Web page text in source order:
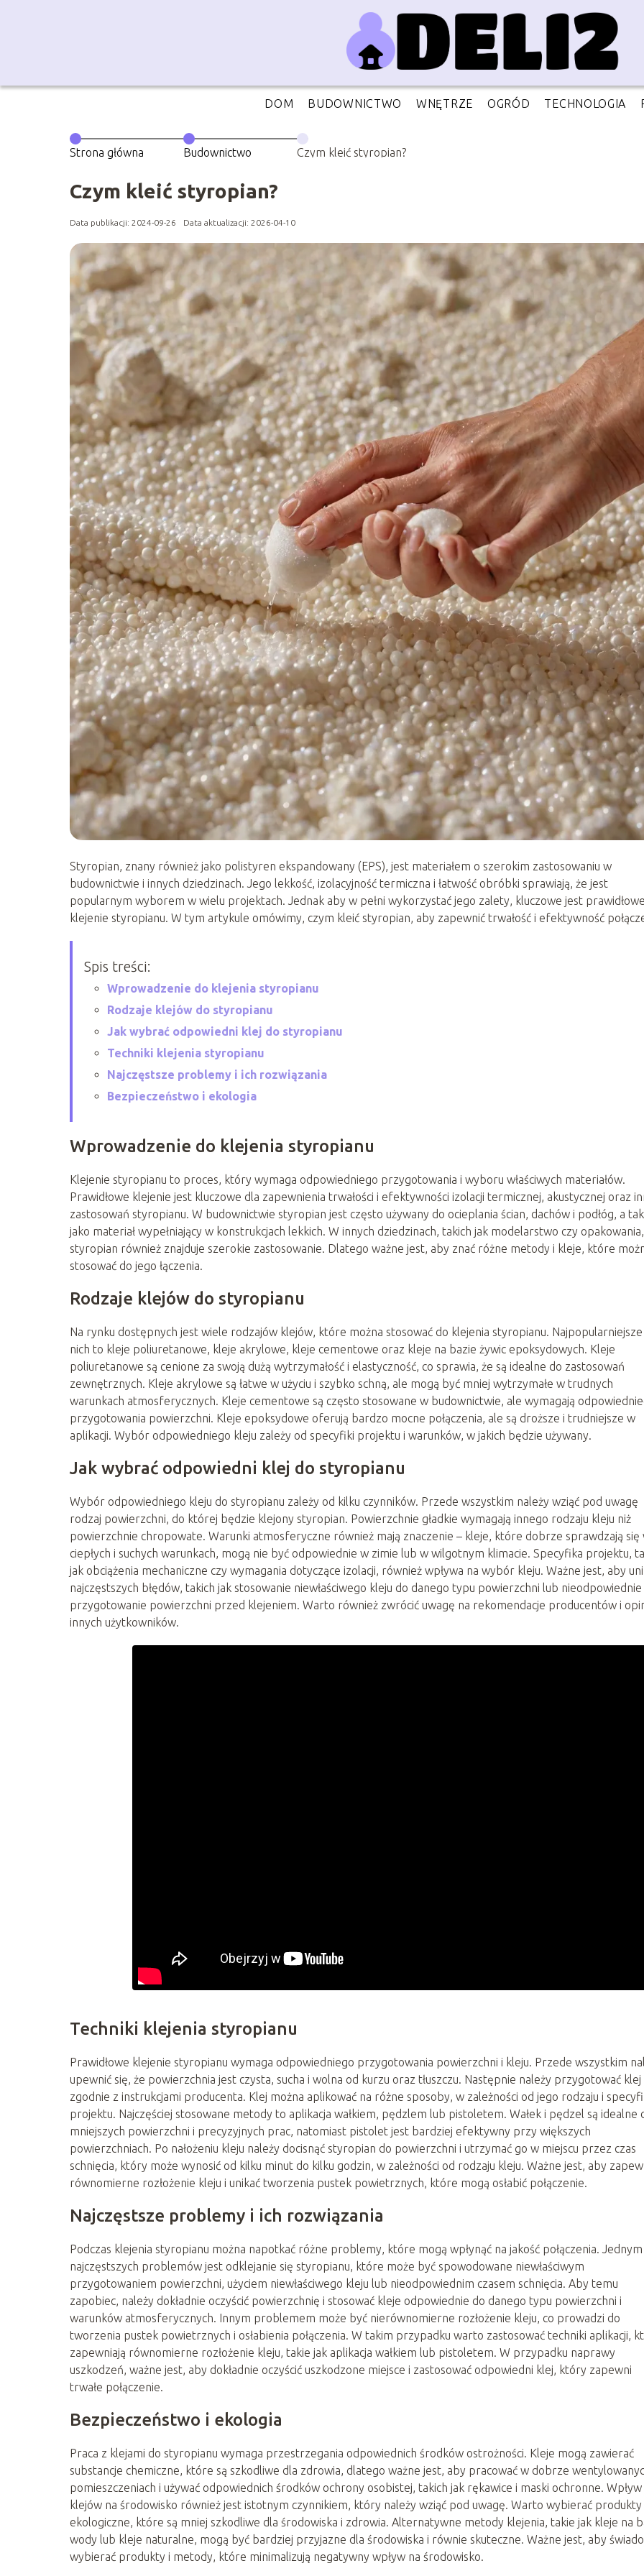
DOM BUDOWNICTWO WNĘTRZE OGRÓD TECHNOLOGIA
Strona główna Budownictwo Czym kleić styropian?
Czym kleić styropian?
Data publikacji: 2024-09-26 Data aktualizacji: 2026-04-10
Styropian, znany również jako polistyren ekspandowany (EPS), jest materiałem o szerokim zastosowaniu w
budownictwie i innych dziedzinach. Jego lekkość, izolacyjność termiczna i łatwość obróbki sprawiają, że jest
popularnym wyborem w wielu projektach. Jednak aby w pełni wykorzystać jego zalety, kluczowe jest prawidłowe
klejenie styropianu. W tym artykule omówimy, czym kleić styropian, aby zapewnić trwałość i efektywność
Spis treści:
Wprowadzenie do klejenia styropianu
Rodzaje klejów do styropianu
Jak wybrać odpowiedni klej do styropianu
Techniki klejenia styropianu
Najczęstsze problemy i ich rozwiązania
Bezpieczeństwo i ekologia
Wprowadzenie do klejenia styropianu
Klejenie styropianu to proces, który wymaga odpowiedniego przygotowania i wyboru właściwych materiałów.
Prawidłowe klejenie jest kluczowe dla zapewnienia trwałości i efektywności izolacji termicznej, akustycznej oraz
zastosowań styropianu. W budownictwie styropian jest często używany do ocieplania ścian, dachów i podłóg, a
jako materiał wypełniający w konstrukcjach lekkich. W innych dziedzinach, takich jak modelarstwo czy opakowania,
styropian również znajduje szerokie zastosowanie. Dlatego ważne jest, aby znać różne metody i kleje, które
stosować do jego łączenia.
Rodzaje klejów do styropianu
Na rynku dostępnych jest wiele rodzajów klejów, które można stosować do klejenia styropianu. Najpopularniejsze
nich to kleje poliuretanowe, kleje akrylowe, kleje cementowe oraz kleje na bazie żywic epoksydowych. Kleje
poliuretanowe są cenione za swoją dużą wytrzymałość i elastyczność, co sprawia, że są idealne do zastosowań
zewnętrznych. Kleje akrylowe są łatwe w użyciu i szybko schną, ale mogą być mniej wytrzymałe w trudnych
warunkach atmosferycznych. Kleje cementowe są często stosowane w budownictwie, ale wymagają
przygotowania powierzchni. Kleje epoksydowe oferują bardzo mocne połączenia, ale są droższe i trudniejsze w
aplikacji. Wybór odpowiedniego kleju zależy od specyfiki projektu i warunków, w jakich będzie używany.
Jak wybrać odpowiedni klej do styropianu
Wybór odpowiedniego kleju do styropianu zależy od kilku czynników. Przede wszystkim należy wziąć pod uwagę
rodzaj powierzchni, do której będzie klejony styropian. Powierzchnie gładkie wymagają innego rodzaju kleju niż
powierzchnie chropowate. Warunki atmosferyczne również mają znaczenie – kleje, które dobrze sprawdzają się
ciepłych i suchych warunkach, mogą nie być odpowiednie w zimie lub w wilgotnym klimacie. Specyfika projektu,
jak obciążenia mechaniczne czy wymagania dotyczące izolacji, również wpływa na wybór kleju. Ważne jest, aby
najczęstszych błędów, takich jak stosowanie niewłaściwego kleju do danego typu powierzchni lub nieodpowiednie
przygotowanie powierzchni przed klejeniem. Warto również zwrócić uwagę na rekomendacje producentów i
innych użytkowników.
Techniki klejenia styropianu
Prawidłowe klejenie styropianu wymaga odpowiedniego przygotowania powierzchni i kleju. Przede wszystkim
upewnić się, że powierzchnia jest czysta, sucha i wolna od kurzu oraz tłuszczu. Następnie należy przygotować klej
zgodnie z instrukcjami producenta. Klej można aplikować na różne sposoby, w zależności od jego rodzaju i
projektu. Najczęściej stosowane metody to aplikacja wałkiem, pędzlem lub pistoletem. Wałek i pędzel są idealne
mniejszych powierzchni i precyzyjnych prac, natomiast pistolet jest bardziej efektywny przy większych
powierzchniach. Po nałożeniu kleju należy docisnąć styropian do powierzchni i utrzymać go w miejscu przez czas
schnięcia, który może wynosić od kilku minut do kilku godzin, w zależności od rodzaju kleju. Ważne jest, aby
równomierne rozłożenie kleju i unikać tworzenia pustek powietrznych, które mogą osłabić połączenie.
Najczęstsze problemy i ich rozwiązania
Podczas klejenia styropianu można napotkać różne problemy, które mogą wpłynąć na jakość połączenia. Jednym
najczęstszych problemów jest odklejanie się styropianu, które może być spowodowane niewłaściwym
przygotowaniem powierzchni, użyciem niewłaściwego kleju lub nieodpowiednim czasem schnięcia. Aby temu
zapobiec, należy dokładnie oczyścić powierzchnię i stosować kleje odpowiednie do danego typu powierzchni i
warunków atmosferycznych. Innym problemem może być nierównomierne rozłożenie kleju, co prowadzi do
tworzenia pustek powietrznych i osłabienia połączenia. W takim przypadku warto zastosować techniki aplikacji,
zapewniają równomierne rozłożenie kleju, takie jak aplikacja wałkiem lub pistoletem. W przypadku naprawy
uszkodzeń, ważne jest, aby dokładnie oczyścić uszkodzone miejsce i zastosować odpowiedni klej, który zapewni
trwałe połączenie.
Bezpieczeństwo i ekologia
Praca z klejami do styropianu wymaga przestrzegania odpowiednich środków ostrożności. Kleje mogą zawierać
substancje chemiczne, które są szkodliwe dla zdrowia, dlatego ważne jest, aby pracować w dobrze
pomieszczeniach i używać odpowiednich środków ochrony osobistej, takich jak rękawice i maski ochronne. Wpływ
klejów na środowisko również jest istotnym czynnikiem, który należy wziąć pod uwagę. Warto wybierać produkty
ekologiczne, które są mniej szkodliwe dla środowiska i zdrowia. Alternatywne metody klejenia, takie jak kleje na
wody lub kleje naturalne, mogą być bardziej przyjazne dla środowiska i równie skuteczne. Ważne jest, aby
wybierać produkty i metody, które minimalizują negatywny wpływ na środowisko.